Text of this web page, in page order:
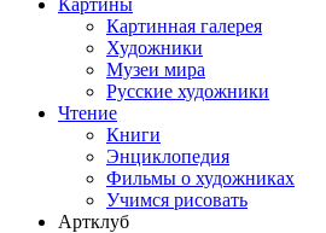
Картины
Картинная галерея
Художники
Музеи мира
Русские художники
Чтение
Книги
Энциклопедия
Фильмы о художниках
Учимся рисовать
Артклуб